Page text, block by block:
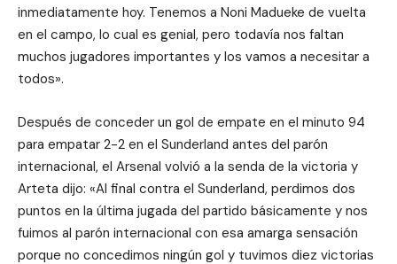
inmediatamente hoy. Tenemos a Noni Madueke de vuelta
en el campo, lo cual es genial, pero todavía nos faltan
muchos jugadores importantes y los vamos a necesitar a
todos».
Después de conceder un gol de empate en el minuto 94
para empatar 2-2 en el Sunderland antes del parón
internacional, el Arsenal volvió a la senda de la victoria y
Arteta dijo: «Al final contra el Sunderland, perdimos dos
puntos en la última jugada del partido básicamente y nos
fuimos al parón internacional con esa amarga sensación
porque no concedimos ningún gol y tuvimos diez victorias